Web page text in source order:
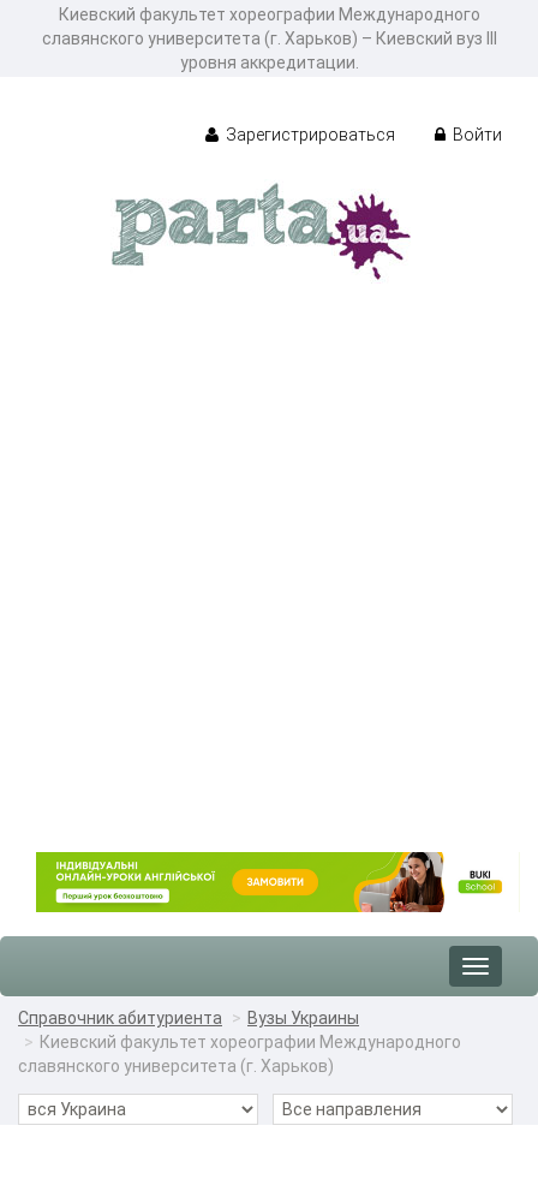
Киевский факультет хореографии Международного
славянского университета (г. Харьков) – Киевский вуз III
уровня аккредитации.
Зарегистрироваться Войти
Toggle
Справочник абитуриента
Вузы Украины
Киевский факультет хореографии Международного
славянского университета (г. Харьков)